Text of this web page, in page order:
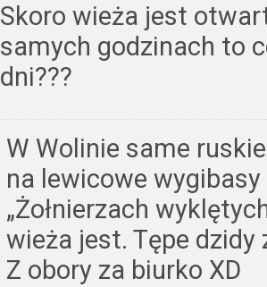
Skoro wieża jest
samych godzinach to
dni???
W Wolinie same
na lewicowe
„Żołnierzach
wieża jest. Tępe
Z obory za biurko XD